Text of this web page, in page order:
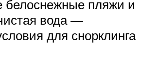
белоснежные пляжи и
вода —
для снорклинга